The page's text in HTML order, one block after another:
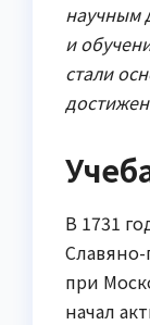
научным
и
стали
В 1731
при
начал